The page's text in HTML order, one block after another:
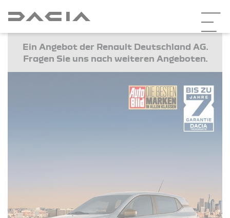
Ein Angebot der Renault Deutschland AG.
Fragen Sie uns nach weiteren Angeboten.